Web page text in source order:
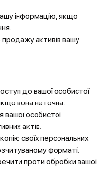
інформацію, якщо
продажу активів вашу
до вашої особистої
вона неточна.
особистої
актів.
своїх персональних
форматі.
проти обробки вашої